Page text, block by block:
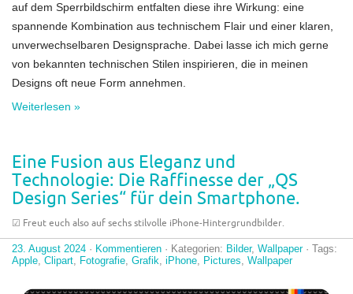
auf dem Sperrbildschirm entfalten diese ihre Wirkung: eine
spannende Kombination aus technischem Flair und einer klaren,
unverwechselbaren Designsprache. Dabei lasse ich mich gerne
von bekannten technischen Stilen inspirieren, die in meinen
Designs oft neue Form annehmen.
Weiterlesen »
Eine Fusion aus Eleganz und
Technologie: Die Raffinesse der „QS
Design Series“ für dein Smartphone.
☑︎ Freut euch also auf sechs stilvolle iPhone-Hintergrundbilder.
23. August 2024 · Kommentieren · Kategorien: Bilder, Wallpaper· Tags:
Apple, Clipart, Fotografie, Grafik, iPhone, Pictures, Wallpaper